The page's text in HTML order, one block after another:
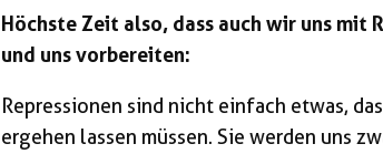
Höchste Zeit also, dass auch wir uns mit
und uns vorbereiten:
Repressionen sind nicht einfach etwas,
ergehen lassen müssen. Sie werden uns